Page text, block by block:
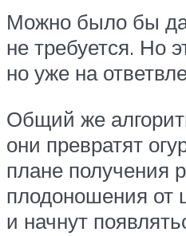
Можно было бы
не требуется. Но
но уже на
Общий же
они превратят
плане получения
плодоношения от
и начнут